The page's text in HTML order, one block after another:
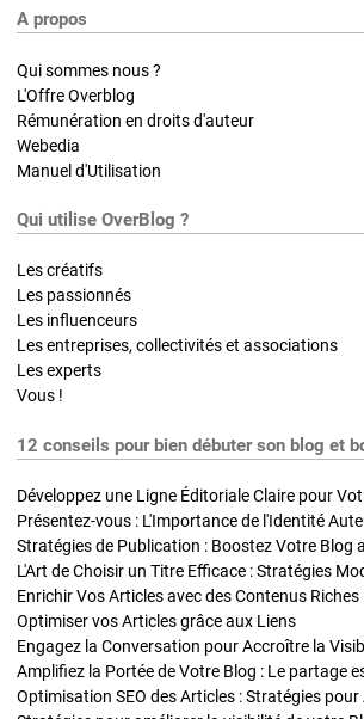
A propos
Qui sommes nous ?
L'Offre Overblog
Rémunération en droits d'auteur
Webedia
Manuel d'Utilisation
Qui utilise OverBlog ?
Les créatifs
Les passionnés
Les influenceurs
Les entreprises, collectivités et associations
Les experts
Vous !
12 conseils pour bien débuter son blog et
Développez une Ligne Éditoriale Claire pour
Présentez-vous : L'Importance de l'Identité
L'Art de Choisir un Titre Efficace : Stratégies
Optimiser vos Articles grâce aux Liens
Engagez la Conversation pour Accroître la
Amplifiez la Portée de Votre Blog : Le partage